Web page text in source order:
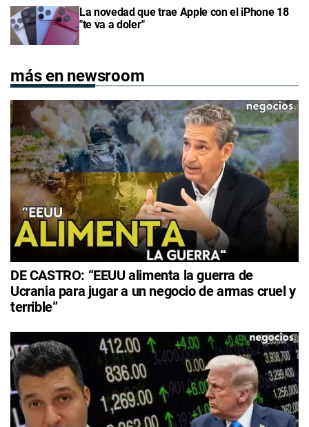
La novedad que trae Apple con el iPhone 18
"te va a doler"
más en newsroom
DE CASTRO: “EEUU alimenta la guerra de
Ucrania para jugar a un negocio de armas cruel y
terrible”